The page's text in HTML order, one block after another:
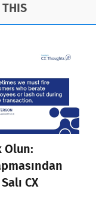
Olun:
CX